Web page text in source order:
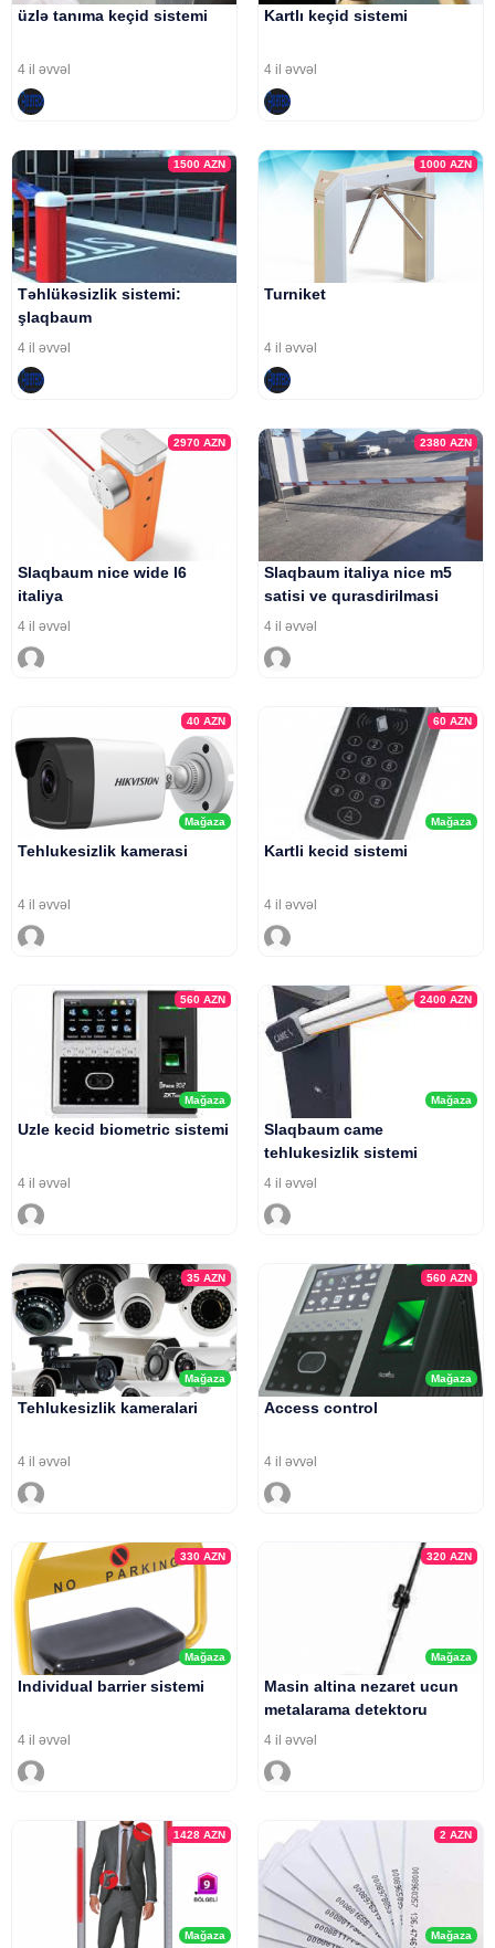
üzlə tanıma keçid sistemi
4 il əvvəl
Kartlı keçid sistemi
4 il əvvəl
1500AZN
Təhlükəsizlik sistemi:
şlaqbaum
4 il əvvəl
1000 AZN
Turniket
4 il əvvəl
2970AZN
Slaqbaum nice wide l6
italiya
4 il əvvəl
2380 AZN
Slaqbaum italiya nice m5
satisi ve qurasdirilmasi
4 il əvvəl
Mağaza
40AZN
Tehlukesizlik kamerasi
4 il əvvəl
Mağaza
60 AZN
Kartli kecid sistemi
4 il əvvəl
Mağaza
560AZN
Uzle kecid biometric sistemi
4 il əvvəl
Mağaza
2400 AZN
Slaqbaum came
tehlukesizlik sistemi
4 il əvvəl
Mağaza
35AZN
Tehlukesizlik kameralari
4 il əvvəl
Mağaza
560 AZN
Access control
4 il əvvəl
Mağaza
330AZN
Individual barrier sistemi
4 il əvvəl
Mağaza
320 AZN
Masin altina nezaret ucun
metalarama detektoru
4 il əvvəl
Mağaza
1428AZN
Mağaza
2 AZN